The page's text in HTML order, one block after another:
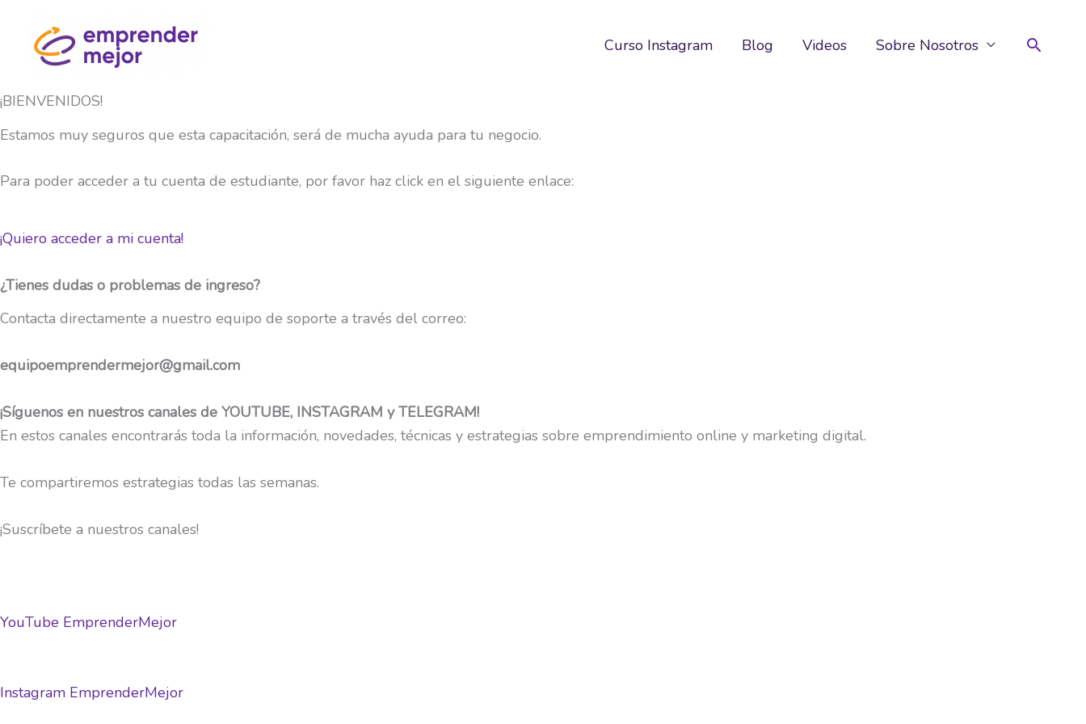
contenido
Curso Instagram Blog Videos Sobre Nosotros Buscar
¡BIENVENIDOS!
Estamos muy seguros que esta capacitación, será de mucha ayuda para tu negocio.
Para poder acceder a tu cuenta de estudiante, por favor haz click en el siguiente enlace:
¡Quiero acceder a mi cuenta!
¿Tienes dudas o problemas de ingreso?
Contacta directamente a nuestro equipo de soporte a través del correo:
equipoemprendermejor@gmail.com
¡Síguenos en nuestros canales de YOUTUBE, INSTAGRAM y TELEGRAM!
En estos canales encontrarás toda la información, novedades, técnicas y estrategias sobre emprendimiento online y marketing digital.
Te compartiremos estrategias todas las semanas.
¡Suscríbete a nuestros canales!
YouTube EmprenderMejor
Instagram EmprenderMejor